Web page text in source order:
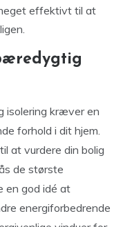
effektivt til at
isolering kræver en
forhold i dit hjem.
at vurdere din bolig
de største
en god idé at
energiforbedrende